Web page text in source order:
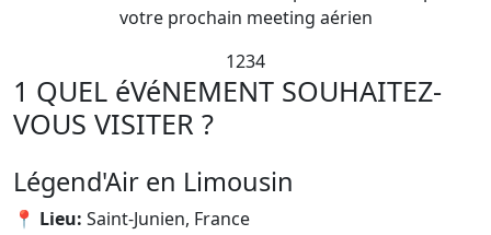
votre prochain meeting aérien
1234
1 QUEL éVéNEMENT SOUHAITEZ-
VOUS VISITER ?
Légend'Air en Limousin
📍 Lieu: Saint-Junien, France